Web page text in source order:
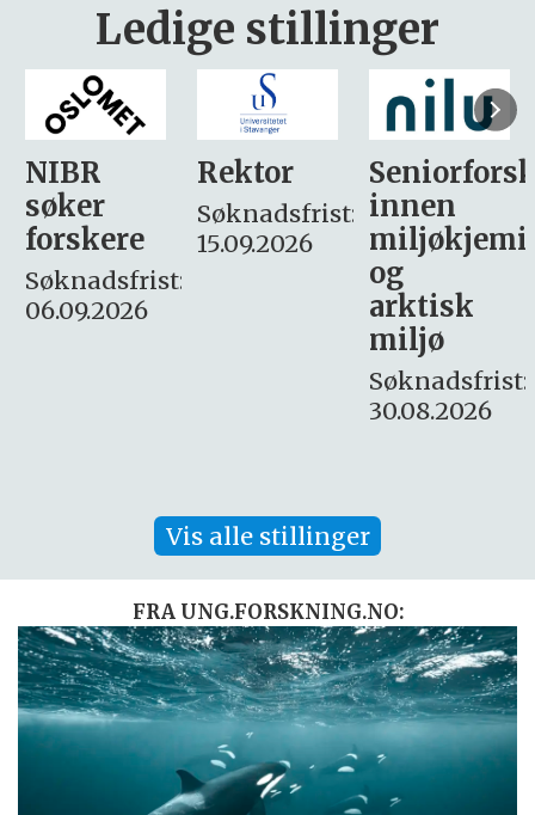
Ledige stillinger
Rektor
Søknadsfrist:
15.09.2026
Seniorforsker
innen
miljøkjemi
søker
– fast
Søknadsfrist:
16. august.
Vis alle stillinger
FRA UNG.FORSKNING.NO: